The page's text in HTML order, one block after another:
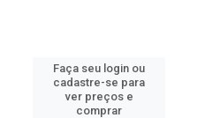
Faça seu login ou
cadastre-se para
ver preços e
comprar